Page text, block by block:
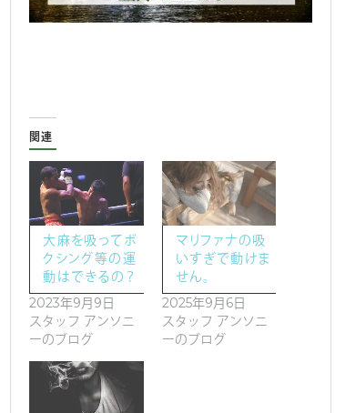
関連
大麻を吸ってボ
クシング等の運
動はできるの？
2023年9月9日
スタッフ アンソニ
ーのブログ
マリファナの吸
いすぎで動けま
せん。
2025年9月6日
スタッフ アンソニ
ーのブログ